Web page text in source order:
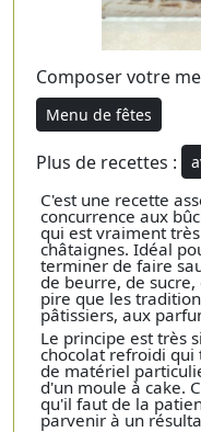
Composer votre
Menu de fêtes
Plus de recettes :
C'est une recette
concurrence aux
qui est vraiment
châtaignes. Idéal
terminer de faire
de beurre, de sucre,
pire que les
pâtissiers, aux
Le principe est très
chocolat refroidi qui
de matériel
d'un moule à cake.
qu'il faut de la
parvenir à un